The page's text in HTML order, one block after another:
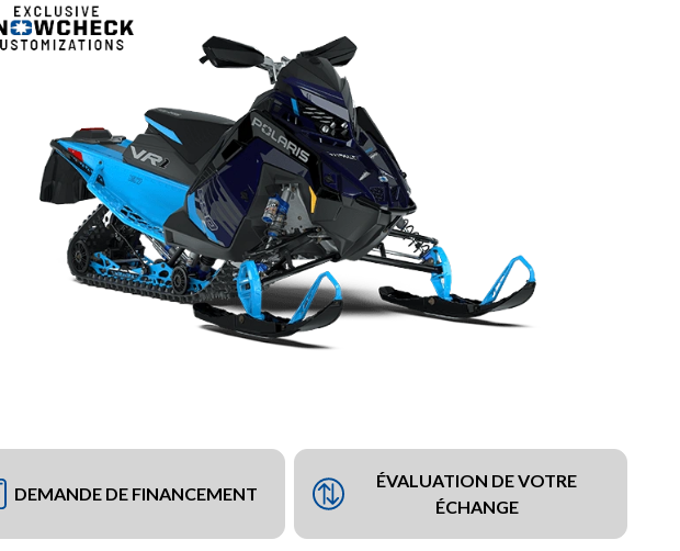
DEMANDE DE FINANCEMENT
ÉVALUATION DE VOTRE
ÉCHANGE